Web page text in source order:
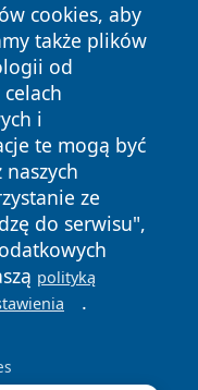
cookies, aby
także plików
od
i
te mogą być
ze
do serwisu",
polityką
.
prawa
Polityka
Cookies